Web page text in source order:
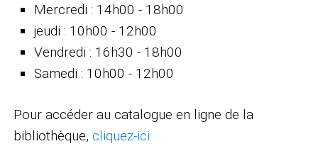
Mercredi : 14h00 - 18h00
jeudi : 10h00 - 12h00
Vendredi : 16h30 - 18h00
Samedi : 10h00 - 12h00
Pour accéder au catalogue en ligne de la
bibliothèque, cliquez-ici.